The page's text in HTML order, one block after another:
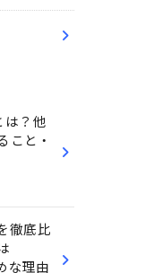
は？他
こと・
徹底比
な理由